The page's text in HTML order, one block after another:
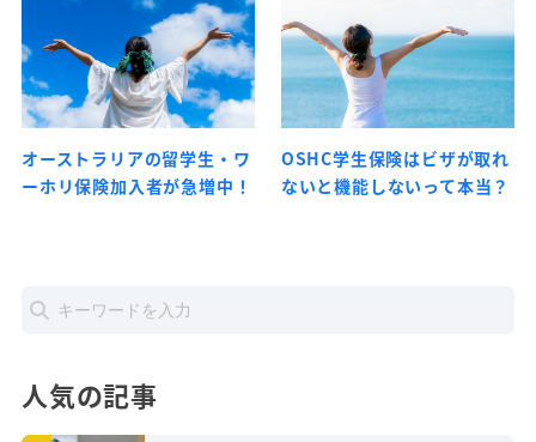
オーストラリアの留学生・ワ
ーホリ保険加入者が急増中！
OSHC学生保険はビザが取れ
ないと機能しないって本当？
人気の記事